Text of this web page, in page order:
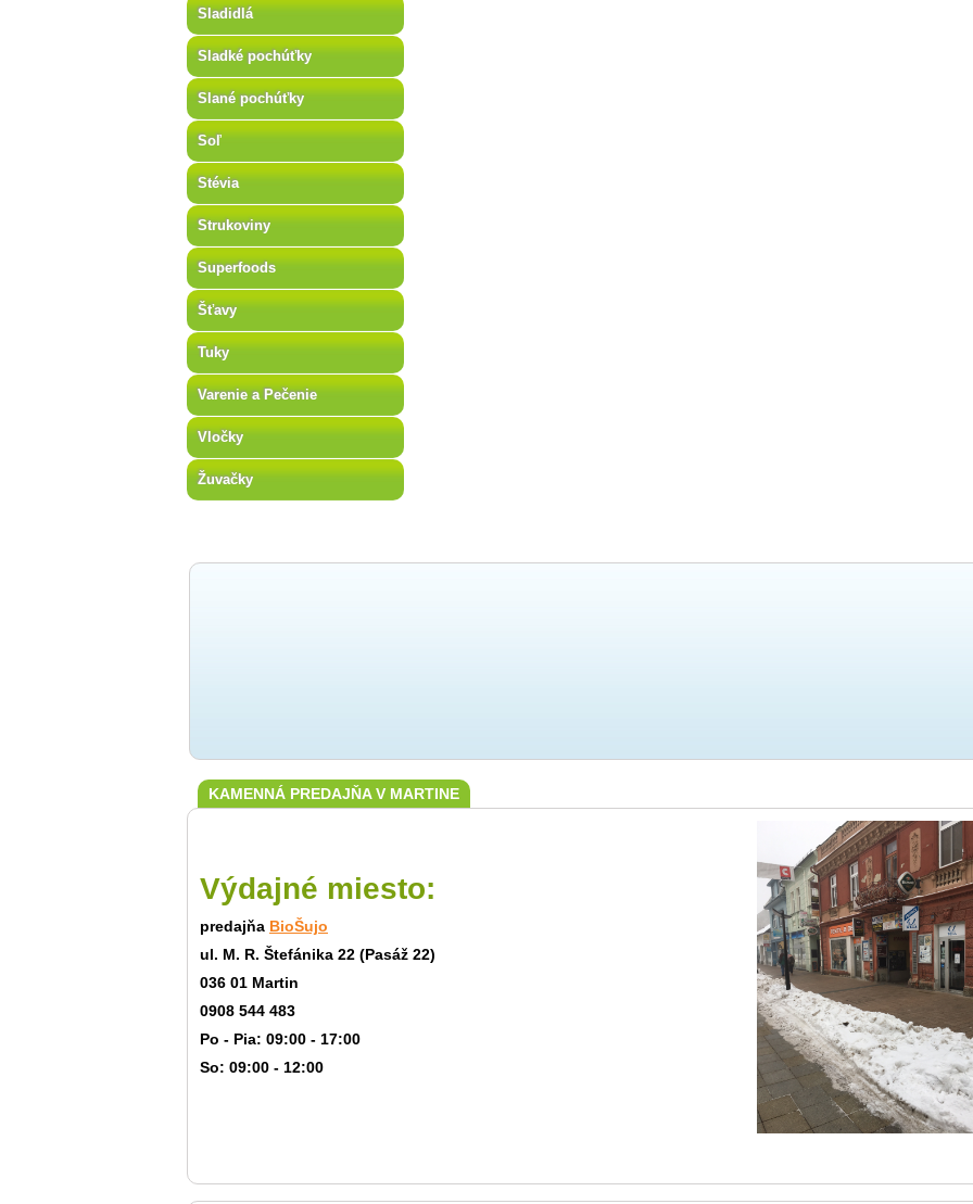
Sladidlá
Sladké pochúťky
Slané pochúťky
Soľ
Stévia
Strukoviny
Superfoods
Šťavy
Tuky
Varenie a Pečenie
Vločky
Žuvačky
KAMENNÁ PREDAJŇA V MARTINE
Výdajné miesto:
predajňa BioŠujo
ul. M. R. Štefánika 22 (Pasáž 22)
036 01 Martin
0908 544 483
Po - Pia: 09:00 - 17:00
So: 09:00 - 12:00